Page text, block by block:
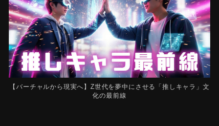
【バーチャルから現実へ】Z世代を夢中にさせる「推しキャラ」文
化の最前線